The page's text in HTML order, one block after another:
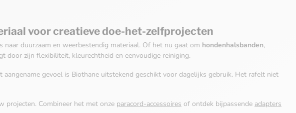
voor creatieve doe-het-zelfprojecten
naar duurzaam en weerbestendig materiaal. Of het nu gaat om hondenhalsbanden,
door zijn flexibiliteit, kleurechtheid en eenvoudige reiniging.
aangename gevoel is Biothane uitstekend geschikt voor dagelijks gebruik. Het rafelt niet
projecten. Combineer het met onze paracord-accessoires of ontdek bijpassende adapters